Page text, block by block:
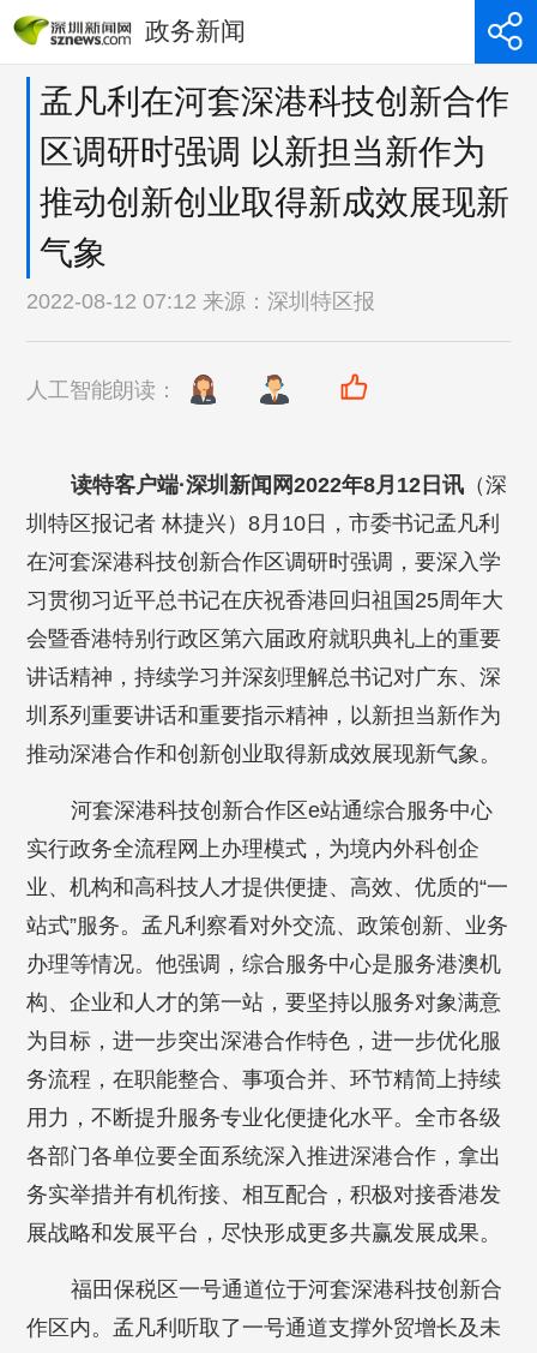
政务新闻
孟凡利在河套深港科技创新合作
区调研时强调 以新担当新作为
推动创新创业取得新成效展现新
气象
2022-08-12 07:12 来源：深圳特区报
人工智能朗读：
读特客户端·深圳新闻网2022年8月12日讯（深
圳特区报记者 林捷兴）8月10日，市委书记孟凡利
在河套深港科技创新合作区调研时强调，要深入学
习贯彻习近平总书记在庆祝香港回归祖国25周年大
会暨香港特别行政区第六届政府就职典礼上的重要
讲话精神，持续学习并深刻理解总书记对广东、深
圳系列重要讲话和重要指示精神，以新担当新作为
推动深港合作和创新创业取得新成效展现新气象。
河套深港科技创新合作区e站通综合服务中心
实行政务全流程网上办理模式，为境内外科创企
业、机构和高科技人才提供便捷、高效、优质的“一
站式”服务。孟凡利察看对外交流、政策创新、业务
办理等情况。他强调，综合服务中心是服务港澳机
构、企业和人才的第一站，要坚持以服务对象满意
为目标，进一步突出深港合作特色，进一步优化服
务流程，在职能整合、事项合并、环节精简上持续
用力，不断提升服务专业化便捷化水平。全市各级
各部门各单位要全面系统深入推进深港合作，拿出
务实举措并有机衔接、相互配合，积极对接香港发
展战略和发展平台，尽快形成更多共赢发展成果。
福田保税区一号通道位于河套深港科技创新合
作区内。孟凡利听取了一号通道支撑外贸增长及未